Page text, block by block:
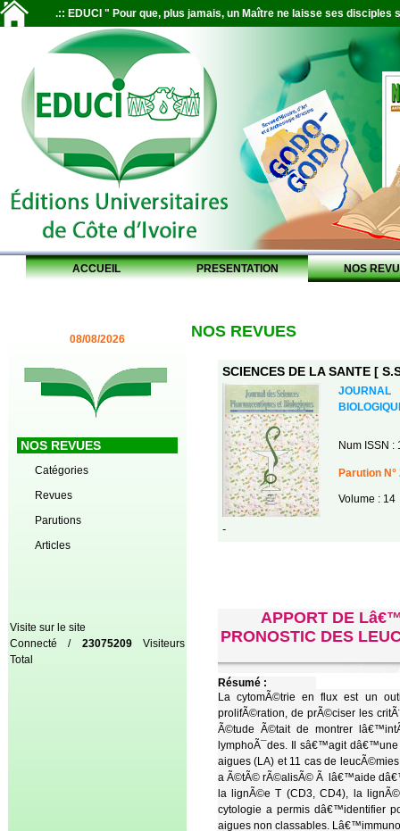
.:: EDUCI " Pour que, plus jamais, un Maître ne laisse ses disciples
ACCUEIL PRESENTATION NOS
08/08/2026
NOS REVUES
Catégories
Revues
Parutions
Articles
Visite sur le site
Connecté / 23075209Visiteurs
Total
NOS REVUES
SCIENCES DE LA SANTE [
JOURNAL
Num ISSN :
Parution N°
Volume : 14
-
APPORT DE
PRONOSTIC DES
Résumé :
La cytomÃ©trie en flux est un
prolifÃ©ration, de prÃ©ciser les
Ã©tude Ã©tait de montrer
lymphoÃ¯des. Il sâ€™agit
aigues (LA) et 11 cas de
a Ã©tÃ© rÃ©alisÃ© Ã lâ€™aide
la lignÃ©e T (CD3, CD4), la
cytologie a permis dâ€™identifier
aigues non classables.